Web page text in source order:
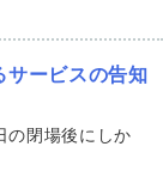
サービスの告知
の閉場後にしか